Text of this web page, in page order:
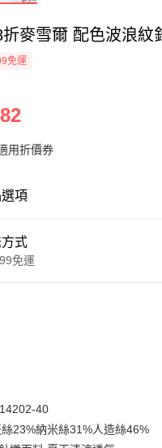
麥雪爾 配色波浪紋
免運
用折價券
項
式
免運
銀行
行
蓄銀行
台北富邦
40
23%納米絲31%人造絲46%